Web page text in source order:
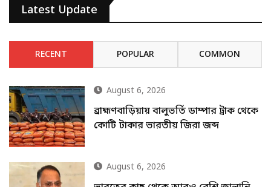
Latest Update
RECENT POPULAR COMMON
August 6, 2026
ব্রাহ্মণবাড়িয়ায় বালুভর্তি ডাম্পার ট্রাক থেকে
কোটি টাকার ভারতীয় জিরা জব্দ
August 6, 2026